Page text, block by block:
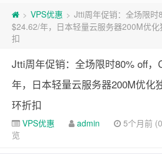
> VPS优惠 > Jtti周年促销：全场限
$24.62/年，日本轻量云服务器200M优
扣
Jtti周年促销：全场限时80% off，
年，日本轻量云服务器200M优化
环折扣
VPS优惠 admin 5个月前
览